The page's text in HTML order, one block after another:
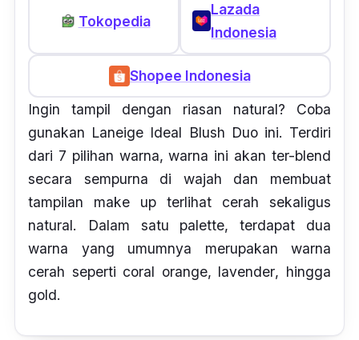
Tokopedia
Lazada
Indonesia
Shopee Indonesia
Ingin tampil dengan riasan natural? Coba
gunakan Laneige Ideal Blush Duo ini. Terdiri
dari 7 pilihan warna, warna ini akan ter-blend
secara sempurna di wajah dan membuat
tampilan make up terlihat cerah sekaligus
natural. Dalam satu palette, terdapat dua
warna yang umumnya merupakan warna
cerah seperti coral orange, lavender, hingga
gold.